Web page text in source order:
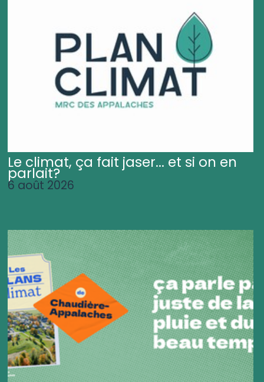
Le climat, ça fait jaser... et si on en
parlait?
6 août 2026